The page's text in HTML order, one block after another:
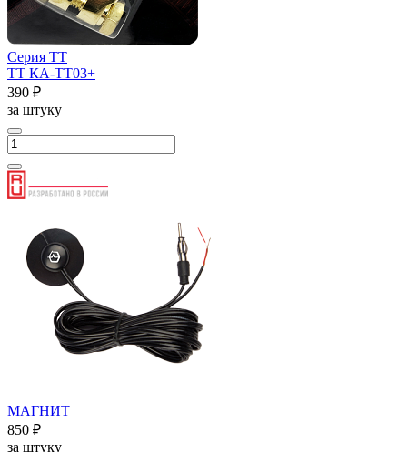
Серия ТТ
ТТ КА-ТТ03+
390 ₽
за штуку
МАГНИТ
850 ₽
за штуку